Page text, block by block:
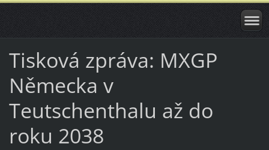
Tisková zpráva: MXGP
Německa v
Teutschenthalu až do
roku 2038